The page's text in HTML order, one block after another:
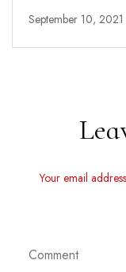
September 10, 2021
Your email